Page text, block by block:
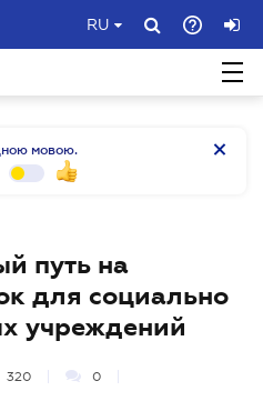
RU
мовою.
путь на
для социально
учреждений
320 0